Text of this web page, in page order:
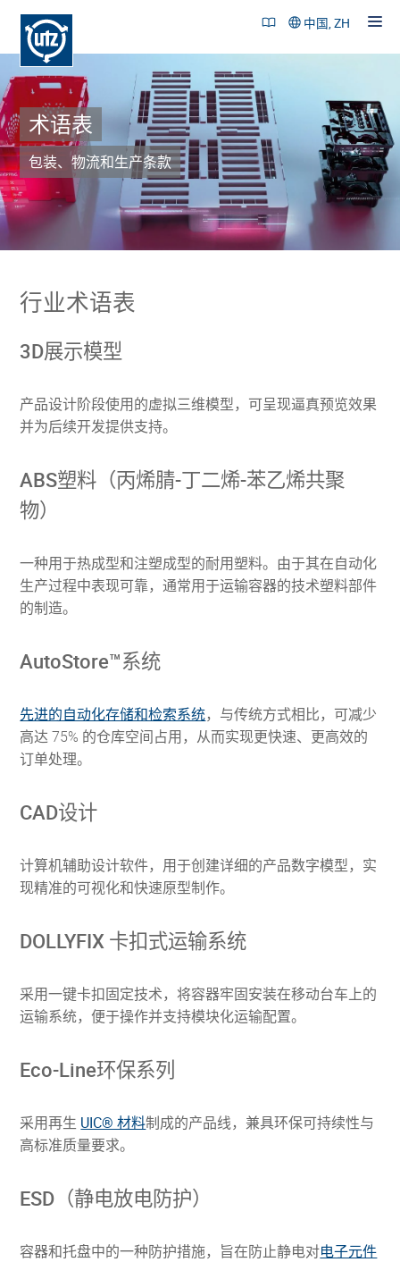
中国, ZH
产品和解决方案
成功案例
可持续性
联系
术语表
包装、物流和生产条款
行业术语表
3D展示模型
产品设计阶段使用的虚拟三维模型，可呈现逼真预览效果
并为后续开发提供支持。
ABS塑料（丙烯腈-丁二烯-苯乙烯共聚
物）
一种用于热成型和注塑成型的耐用塑料。由于其在自动化
生产过程中表现可靠，通常用于运输容器的技术塑料部件
的制造。
AutoStore™系统
先进的自动化存储和检索系统，与传统方式相比，可减少
高达 75% 的仓库空间占用，从而实现更快速、更高效的
订单处理。
CAD设计
计算机辅助设计软件，用于创建详细的产品数字模型，实
现精准的可视化和快速原型制作。
DOLLYFIX 卡扣式运输系统
采用一键卡扣固定技术，将容器牢固安装在移动台车上的
运输系统，便于操作并支持模块化运输配置。
Eco-Line环保系列
采用再生 UIC® 材料制成的产品线，兼具环保可持续性与
高标准质量要求。
ESD（静电放电防护）
容器和托盘中的一种防护措施，旨在防止静电对电子元件